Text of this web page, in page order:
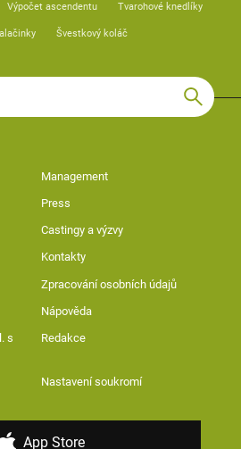
Výpočet ascendentu Tvarohové knedlíky
Švestkový koláč
Management
Press
Castingy a výzvy
Kontakty
Zpracování osobních údajů
Nápověda
s
Redakce
Nastavení soukromí
App Store